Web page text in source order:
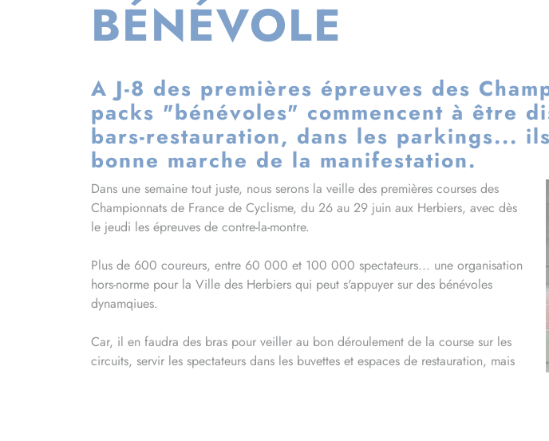
BÉNÉVOLE
A J-8 des premières épreuves des
packs "bénévoles" commencent à être
bars-restauration, dans les parkings...
bonne marche de la manifestation.
Dans une semaine tout juste, nous serons la veille des premières courses des
Championnats de France de Cyclisme, du 26 au 29 juin aux Herbiers, avec dès
le jeudi les épreuves de contre-la-montre.
Plus de 600 coureurs, entre 60 000 et 100 000 spectateurs... une organisation
hors-norme pour la Ville des Herbiers qui peut s'appuyer sur des bénévoles
dynamqiues.
Car, il en faudra des bras pour veiller au bon déroulement de la course sur les
circuits, servir les spectateurs dans les buvettes et espaces de restauration, mais